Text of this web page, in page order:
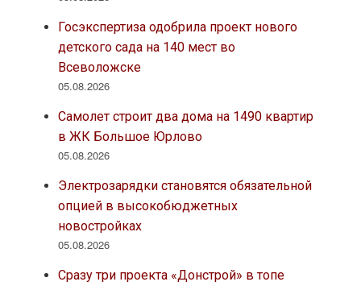
Госэкспертиза одобрила проект нового
детского сада на 140 мест во
Всеволожске
05.08.2026
Самолет строит два дома на 1490 квартир
в ЖК Большое Юрлово
05.08.2026
Электрозарядки становятся обязательной
опцией в высокобюджетных
новостройках
05.08.2026
Сразу три проекта «Донстрой» в топе